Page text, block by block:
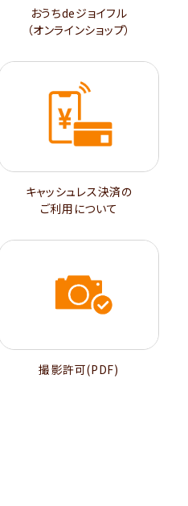
おうちdeジョイフル
（オンラインショップ）
キャッシュレス決済の
ご利用について
撮影許可(PDF)